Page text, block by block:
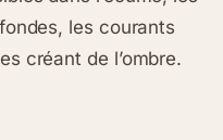
les courants
créant de l’ombre.